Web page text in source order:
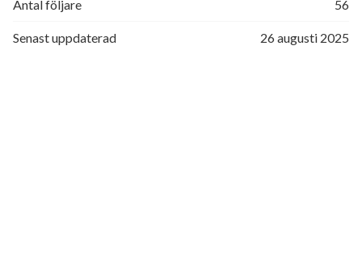
Antal följare 56
Senast uppdaterad 26 augusti 2025